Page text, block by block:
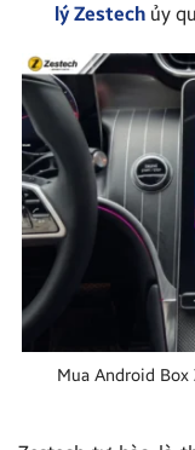
lý Zestech ủy
Mua Android Box